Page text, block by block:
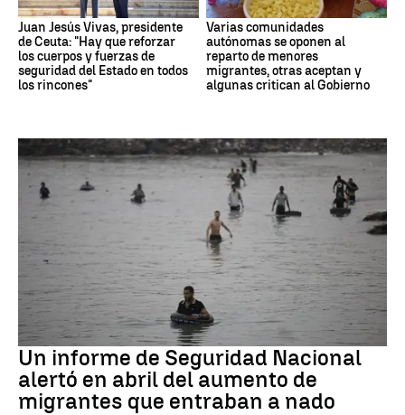
Juan Jesús Vivas, presidente
de Ceuta: "Hay que reforzar
los cuerpos y fuerzas de
seguridad del Estado en todos
los rincones"
Varias comunidades
autónomas se oponen al
reparto de menores
migrantes, otras aceptan y
algunas critican al Gobierno
Ceuta
Un informe de Seguridad Nacional
alertó en abril del aumento de
migrantes que entraban a nado